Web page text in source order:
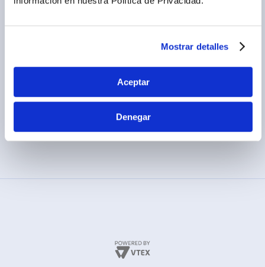
Mostrar detalles
Aceptar
Denegar
Términos y condiciones
(01) 417-1800
MÉTODOS DE PAGO